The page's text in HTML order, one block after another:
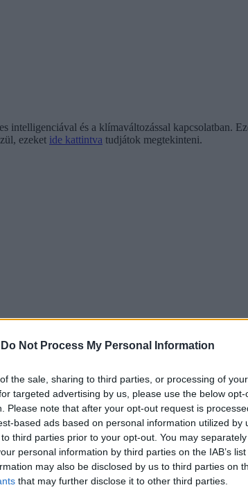
Do Not Process My Personal Information
the sale, sharing to third parties, or processing of
targeted advertising by us, please use the below
Please note that after your opt-out request is
based ads based on personal information utilized by
third parties prior to your opt-out. You may
personal information by third parties on the IAB’s
may also be disclosed by us to third parties on
that may further disclose it to other third parties.
intelligenciával és a klímaváltozással
ezeket ide kattintva tudjátok megtekinteni.